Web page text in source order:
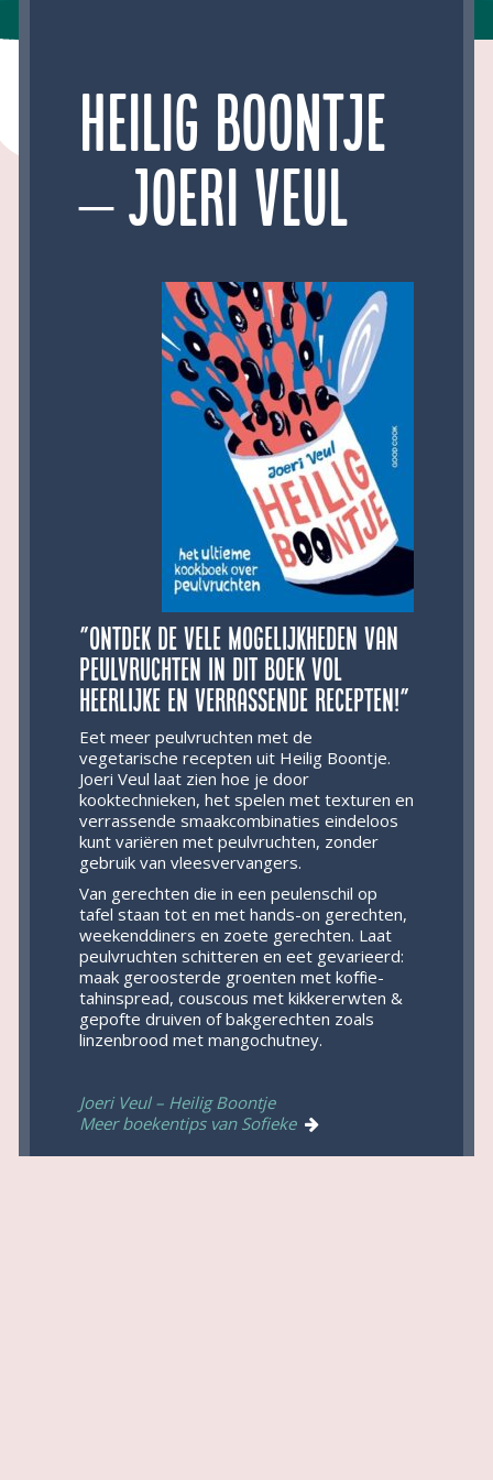
Heilig Boontje
– Joeri Veul
”Ontdek de vele mogelijkheden van
peulvruchten in dit boek vol
heerlijke en verrassende recepten!”
Eet meer peulvruchten met de
vegetarische recepten uit Heilig Boontje.
Joeri Veul laat zien hoe je door
kooktechnieken, het spelen met texturen en
verrassende smaakcombinaties eindeloos
kunt variëren met peulvruchten, zonder
gebruik van vleesvervangers.
Van gerechten die in een peulenschil op
tafel staan tot en met hands-on gerechten,
weekenddiners en zoete gerechten. Laat
peulvruchten schitteren en eet gevarieerd:
maak geroosterde groenten met koffie-
tahinspread, couscous met kikkererwten &
gepofte druiven of bakgerechten zoals
linzenbrood met mangochutney.
Joeri Veul – Heilig Boontje
Meer boekentips van Sofieke